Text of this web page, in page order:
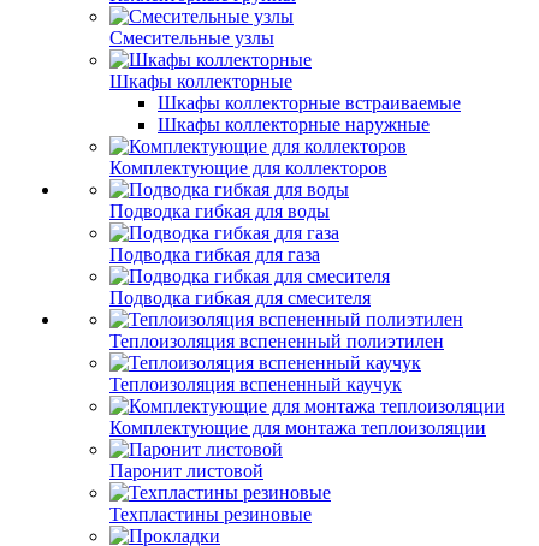
Смесительные узлы
Шкафы коллекторные
Шкафы коллекторные встраиваемые
Шкафы коллекторные наружные
Комплектующие для коллекторов
Подводка гибкая для воды
Подводка гибкая для газа
Подводка гибкая для смесителя
Теплоизоляция вспененный полиэтилен
Теплоизоляция вспененный каучук
Комплектующие для монтажа теплоизоляции
Паронит листовой
Техпластины резиновые